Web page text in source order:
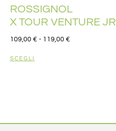
ROSSIGNOL
X TOUR VENTURE JR
109,00 € - 119,00 €
SCEGLI